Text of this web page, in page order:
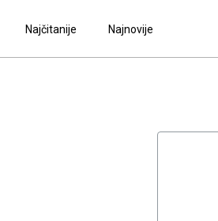
Najčitanije Najnovije